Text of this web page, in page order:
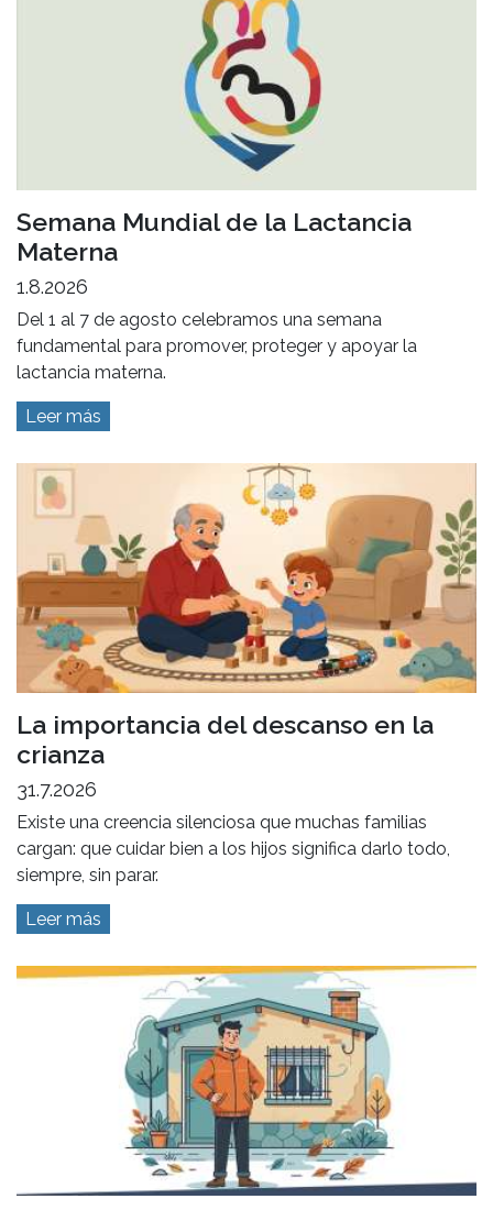
Semana Mundial de la Lactancia
Materna
1.8.2026
Del 1 al 7 de agosto celebramos una semana
fundamental para promover, proteger y apoyar la
lactancia materna.
Leer más
La importancia del descanso en la
crianza
31.7.2026
Existe una creencia silenciosa que muchas familias
cargan: que cuidar bien a los hijos significa darlo todo,
siempre, sin parar.
Leer más